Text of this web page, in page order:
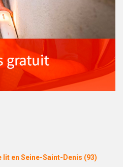
en Seine-Saint-Denis (93)